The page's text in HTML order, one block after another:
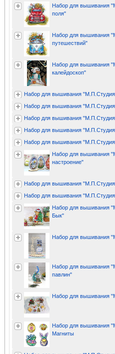
Набор для вышивания
поля"
Набор для вышивания
путешествий"
Набор для вышивания
калейдоскоп"
Набор для вышивания
Набор для вышивания
Набор для вышивания
Набор для вышивания
Набор для вышивания
Набор для вышивания
настроение"
Набор для вышивания
Набор для вышивания
Набор для вышивания
Бык"
Набор для вышивания
Набор для вышивания
павлин"
Набор для вышивания
Набор для вышивания
Магниты